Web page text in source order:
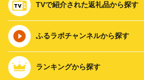
TVで紹介された返礼品から探す
ふるラボチャンネルから探す
ランキングから探す